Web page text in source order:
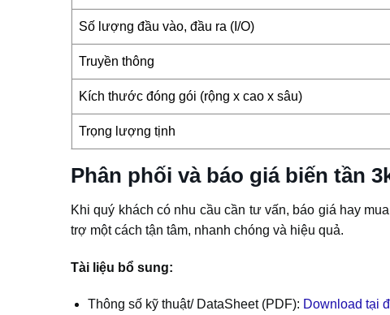
Số lượng đầu vào, đầu ra (I/O)
Truyền thông
Kích thước đóng gói (rộng x cao x sâu)
Trọng lượng tịnh
Phân phối và báo giá biến tần
Khi quý khách có nhu cầu cần tư vấn, báo giá hay
trợ một cách tận tâm, nhanh chóng và hiệu quả.
Tài liệu bổ sung:
Thông số kỹ thuật/ DataSheet (PDF): Download tại